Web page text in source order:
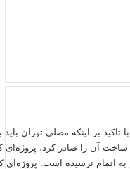
با تاکید بر اینکه مصلی تهران
آن را صادر کرد،
اتمام نرسیده است. پروژه‌ای